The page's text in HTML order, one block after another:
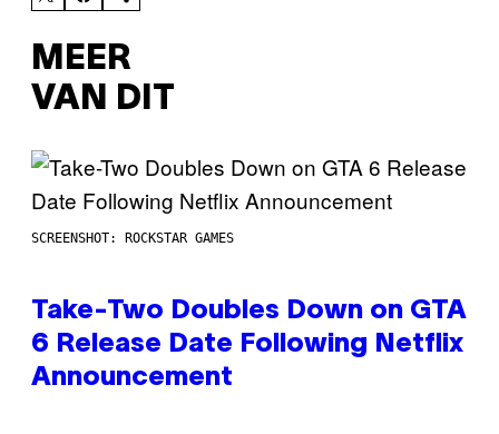
MEER
VAN DIT
SCREENSHOT: ROCKSTAR GAMES
Take-Two Doubles Down on GTA
6 Release Date Following Netflix
Announcement